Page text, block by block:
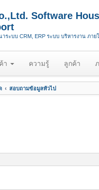
Software
ระบบ CRM, ERP ระบบ บริหารงาน ภา
า ความรู้ ลูกค้า
สอบถามข้อมูลทั่วไป